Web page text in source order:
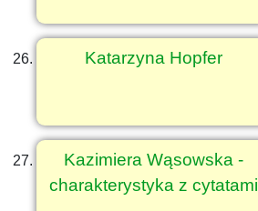
Katarzyna Hopfer
Kazimiera Wąsowska -
charakterystyka z cytatami